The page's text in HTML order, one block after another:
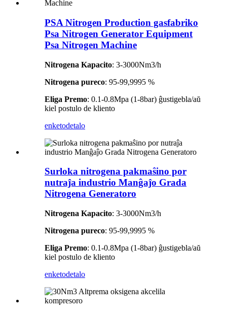
PSA Nitrogen Production gasfabriko
Psa Nitrogen Generator Equipment
Psa Nitrogen Machine
Nitrogena Kapacito: 3-3000Nm3/h
Nitrogena pureco: 95-99,9995 %
Eliga Premo: 0.1-0.8Mpa (1-8bar) ĝustigebla/aŭ
kiel postulo de kliento
enketodetalo
Surloka nitrogena pakmaŝino por
nutraĵa industrio Manĝaĵo Grada
Nitrogena Generatoro
Nitrogena Kapacito: 3-3000Nm3/h
Nitrogena pureco: 95-99,9995 %
Eliga Premo: 0.1-0.8Mpa (1-8bar) ĝustigebla/aŭ
kiel postulo de kliento
enketodetalo